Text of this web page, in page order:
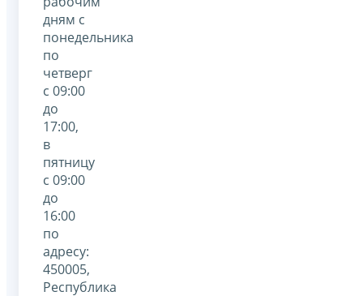
дням с
понедельника
по
четверг
с 09:00
до
17:00,
в
пятницу
с 09:00
до
16:00
по
адресу:
450005,
Республика